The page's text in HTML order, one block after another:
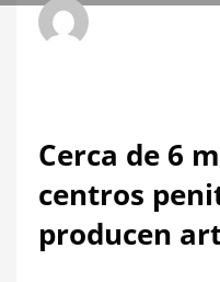
Radio Hit La
Cerca de 6
centros
producen